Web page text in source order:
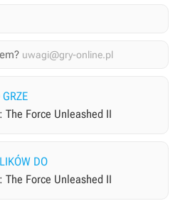
uwagi@gry-online.pl
The Force Unleashed II
DO
The Force Unleashed II